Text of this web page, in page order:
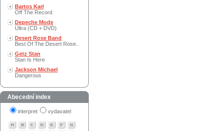
Bartos Karl
Off The Record
Depeche Mode
Ultra (CD + DVD)
Desert Rose Band
Best Of The Desert Rose..
Getz Stan
Stan Is Here
Jackson Michael
Dangerous
Abecední index
interpret vydavatel